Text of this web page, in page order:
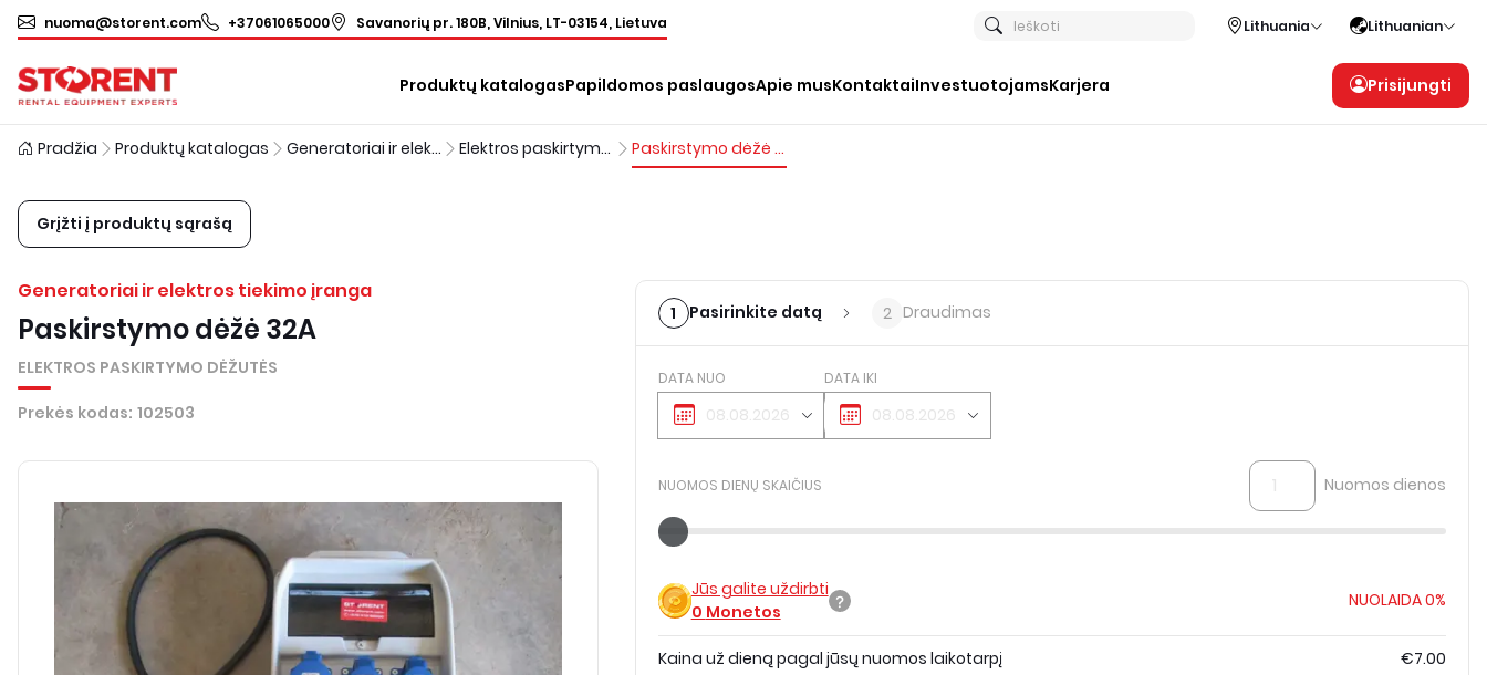
nuoma@storent.com +37061065000 Savanorių pr. 180B, Vilnius, LT-03154, Lietuva Ieškoti Lithuania Lithuanian
Produktų katalogasPapildomos paslaugosApie musKontaktaiInvestuotojamsKarjera Prisijungti
Pradžia Produktų katalogas Generatoriai ir elektros tiekimo įranga Elektros paskirtymo dėžutės Paskirstymo dėžė 32A
Grįžti į produktų sąrašą
Generatoriai ir elektros tiekimo įranga
Paskirstymo dėžė 32A
ELEKTROS PASKIRTYMO DĖŽUTĖS
Prekės kodas: 102503
1 Pasirinkite datą 2 Draudimas
DATA NUO DATA IKI
NUOMOS DIENŲ SKAIČIUS Nuomos dienos
Jūs galite uždirbti
0 Monetos
NUOLAIDA0%
Kaina už dieną pagal jūsų nuomos laikotarpį €7.00